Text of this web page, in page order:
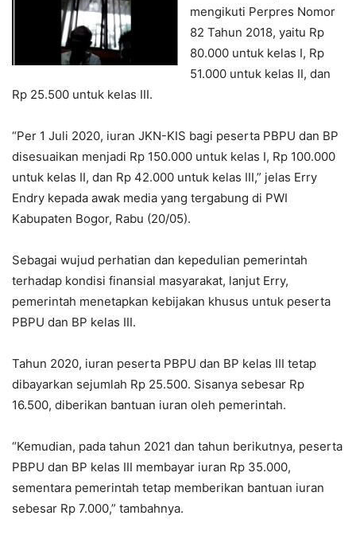
mengikuti Perpres Nomor
82 Tahun 2018, yaitu Rp
80.000 untuk kelas I, Rp
51.000 untuk kelas II, dan
Rp 25.500 untuk kelas III.
“Per 1 Juli 2020, iuran JKN-KIS bagi peserta PBPU dan BP
disesuaikan menjadi Rp 150.000 untuk kelas I, Rp 100.000
untuk kelas II, dan Rp 42.000 untuk kelas III,” jelas Erry
Endry kepada awak media yang tergabung di PWI
Kabupaten Bogor, Rabu (20/05).
Sebagai wujud perhatian dan kepedulian pemerintah
terhadap kondisi finansial masyarakat, lanjut Erry,
pemerintah menetapkan kebijakan khusus untuk peserta
PBPU dan BP kelas III.
Tahun 2020, iuran peserta PBPU dan BP kelas III tetap
dibayarkan sejumlah Rp 25.500. Sisanya sebesar Rp
16.500, diberikan bantuan iuran oleh pemerintah.
“Kemudian, pada tahun 2021 dan tahun berikutnya, peserta
PBPU dan BP kelas III membayar iuran Rp 35.000,
sementara pemerintah tetap memberikan bantuan iuran
sebesar Rp 7.000,” tambahnya.